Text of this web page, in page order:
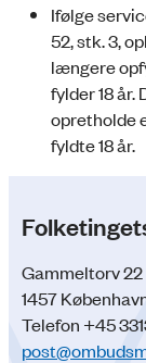
Ifølge
52, stk. 3,
længere
fylder 18
opretholde
fyldte 18 år.
Gammeltorv 22
1457
Telefon +45